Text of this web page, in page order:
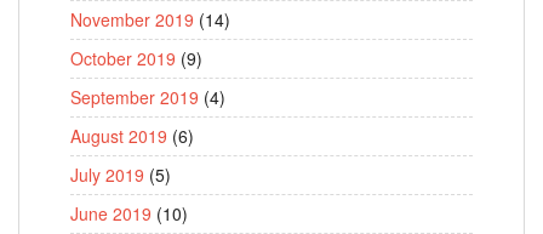
November 2019 (14)
October 2019 (9)
September 2019 (4)
August 2019 (6)
July 2019 (5)
June 2019 (10)